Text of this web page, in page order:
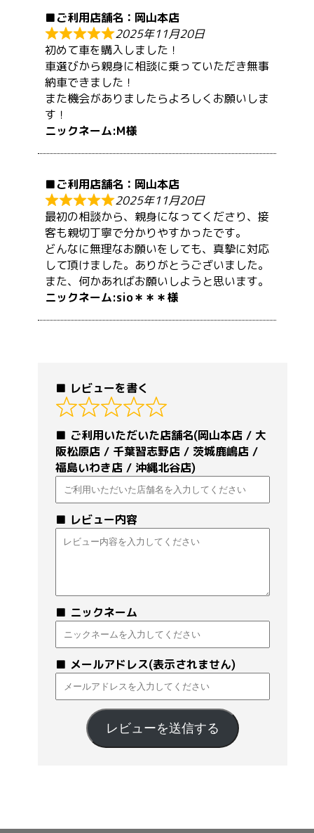
岡山本店
2025年11月20日
初めて車を購入しました！
車選びから親身に相談に乗っていただき無事
納車できました！
また機会がありましたらよろしくお願いしま
す！
M
岡山本店
2025年11月20日
最初の相談から、親身になってくださり、接
客も親切丁寧で分かりやすかったです。
どんなに無理なお願いをしても、真摯に対応
して頂けました。ありがとうございました。
また、何かあればお願いしようと思います。
sio＊＊＊
レビューを書く
ご利用いただいた店舗名(岡山本店 / 大
阪松原店 / 千葉習志野店 / 茨城鹿嶋店 /
福島いわき店 / 沖縄北谷店)
レビュー内容
ニックネーム
メールアドレス(表示されません)
レビューを送信する